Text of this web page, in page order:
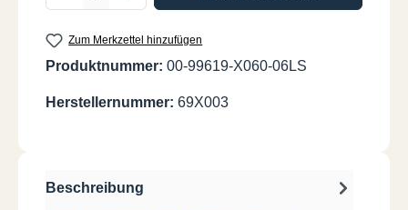
Zum Merkzettel hinzufügen
Produktnummer: 00-99619-X060-06LS
Herstellernummer: 69X003
Beschreibung